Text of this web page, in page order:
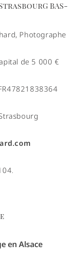
BAS-
Photographe
de 5 000 €
en Alsace